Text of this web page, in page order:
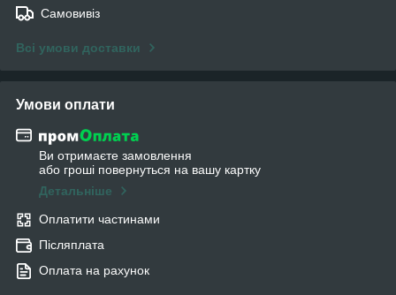
Самовивіз
Всі умови доставки
Умови оплати
Ви отримаєте замовлення
або гроші повернуться на вашу картку
Детальніше
Оплатити частинами
Післяплата
Оплата на рахунок